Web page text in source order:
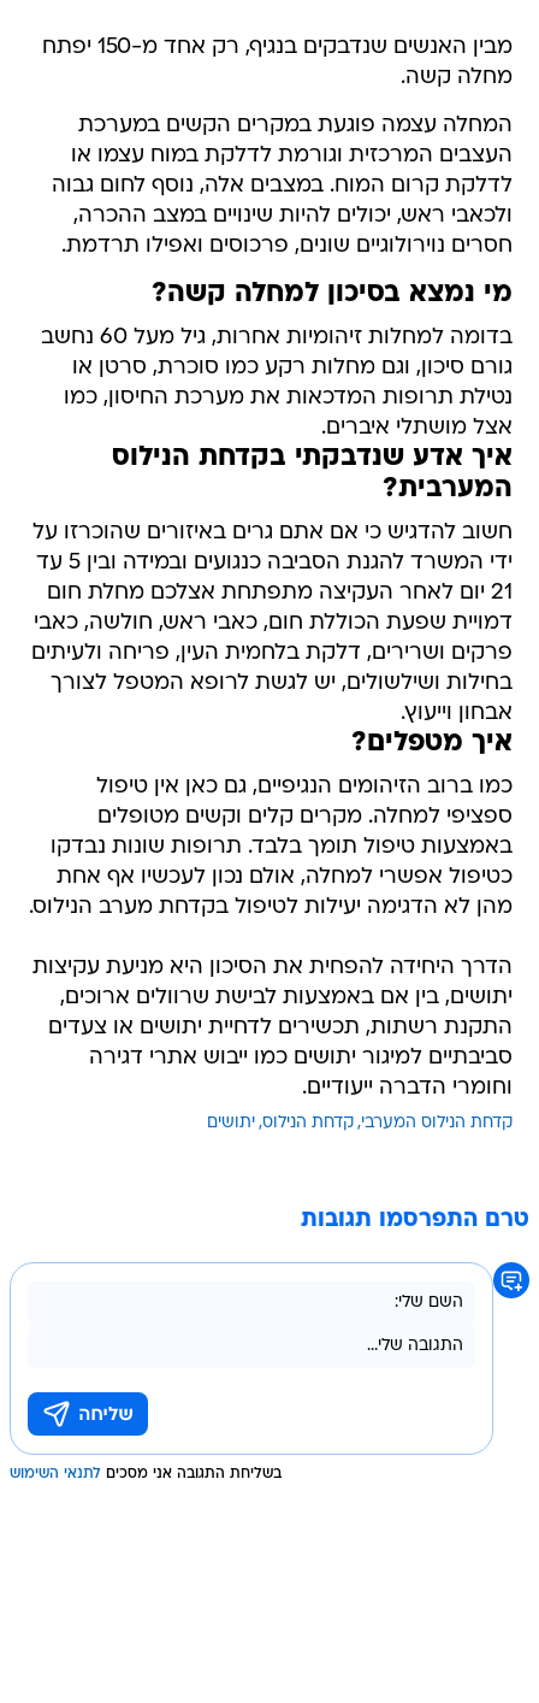
מבין האנשים שנדבקים בנגיף, רק אחד מ-150 יפתח
מחלה קשה.
המחלה עצמה פוגעת במקרים הקשים במערכת
העצבים המרכזית וגורמת לדלקת במוח עצמו או
לדלקת קרום המוח. במצבים אלה, נוסף לחום גבוה
ולכאבי ראש, יכולים להיות שינויים במצב ההכרה,
חסרים נוירולוגיים שונים, פרכוסים ואפילו תרדמת.
מי נמצא בסיכון למחלה קשה?
בדומה למחלות זיהומיות אחרות, גיל מעל 60 נחשב
גורם סיכון, וגם מחלות רקע כמו סוכרת, סרטן או
נטילת תרופות המדכאות את מערכת החיסון, כמו
אצל מושתלי איברים.
איך אדע שנדבקתי בקדחת הנילוס
המערבית?
חשוב להדגיש כי אם אתם גרים באיזורים שהוכרזו על
ידי המשרד להגנת הסביבה כנגועים ובמידה ובין 5 עד
21 יום לאחר העקיצה מתפתחת אצלכם מחלת חום
דמויית שפעת הכוללת חום, כאבי ראש, חולשה, כאבי
פרקים ושרירים, דלקת בלחמית העין, פריחה ולעיתים
בחילות ושילשולים, יש לגשת לרופא המטפל לצורך
אבחון וייעוץ.
איך מטפלים?
כמו ברוב הזיהומים הנגיפיים, גם כאן אין טיפול
ספציפי למחלה. מקרים קלים וקשים מטופלים
באמצעות טיפול תומך בלבד. תרופות שונות נבדקו
כטיפול אפשרי למחלה, אולם נכון לעכשיו אף אחת
מהן לא הדגימה יעילות לטיפול בקדחת מערב הנילוס.
הדרך היחידה להפחית את הסיכון היא מניעת עקיצות
יתושים, בין אם באמצעות לבישת שרוולים ארוכים,
התקנת רשתות, תכשירים לדחיית יתושים או צעדים
סביבתיים למיגור יתושים כמו ייבוש אתרי דגירה
וחומרי הדברה ייעודיים.
קדחת הנילוס המערבי קדחת הנילוס יתושים
טרם התפרסמו תגובות
בשליחת התגובה אני מסכים לתנאי השימוש